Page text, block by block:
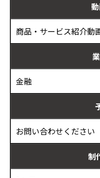
商品・サービス紹介動
金融
お問い合わせください
制